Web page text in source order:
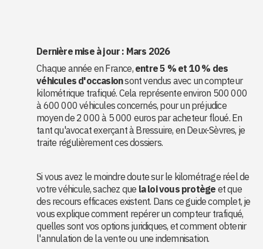
Dernière mise à jour : Mars 2026
Chaque année en France, entre 5 % et 10 % des
véhicules d'occasionsont vendus avec un compteur
kilométrique trafiqué. Cela représente environ 500 000
à 600 000 véhicules concernés, pour un préjudice
moyen de 2 000 à 5 000 euros par acheteur floué. En
tant qu'avocat exerçant à Bressuire, en Deux-Sèvres, je
traite régulièrement ces dossiers.
Si vous avez le moindre doute sur le kilométrage réel de
votre véhicule, sachez que la loi vous protège et que
des recours efficaces existent. Dans ce guide complet, je
vous explique comment repérer un compteur trafiqué,
quelles sont vos options juridiques, et comment obtenir
l'annulation de la vente ou une indemnisation.